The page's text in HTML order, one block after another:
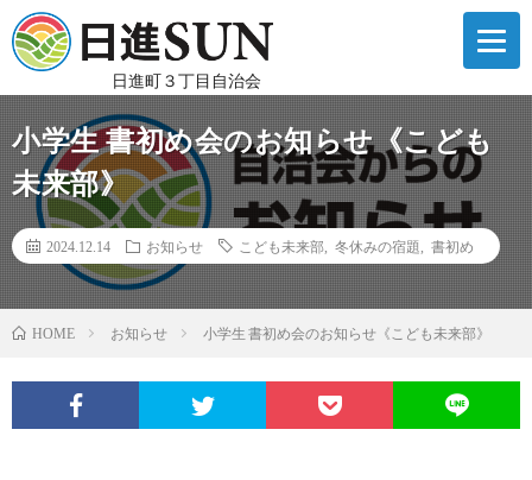
日進町３丁目自治会
小学生 書初め会のお知らせ《こども
未来部》
2024.12.14 お知らせ こども未来部 冬休みの宿題 書初め
HOME お知らせ 小学生 書初め会のお知らせ《こども未来部》